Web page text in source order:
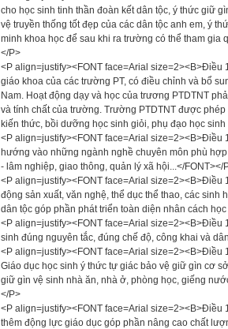
cho học sinh tinh thần đoàn kết dân tộc, ý thức giữ
vệ truyền thống tốt đẹp của các dân tộc anh em, ý
minh khoa học để sau khi ra trường có thể tham gia
</P>
<P align=justify><FONT face=Arial
giáo khoa của các trường PT, có điều chỉnh và bổ
Nam. Hoạt động dạy và học của trương PTDTNT
và tính chất của trường. Trường PTDTNT được
kiến thức, bồi dưỡng học sinh giỏi, phụ đạo học sinh
<P align=justify><FONT face=Arial
hướng vào những ngành nghề chuyên môn phù
- lâm nghiệp, giao thông, quản lý xã hội...</FONT></
<P align=justify><FONT face=Arial
động sản xuất, văn nghệ, thể dục thể thao, các sinh
dân tộc góp phần phát triển toàn diện nhân cách học
<P align=justify><FONT face=Arial
sinh đúng nguyên tắc, đúng chế độ, công khai và
<P align=justify><FONT face=Arial
Giáo dục học sinh ý thức tự giác bảo vệ giữ gìn cơ
giữ gìn vệ sinh nhà ăn, nhà ở, phòng học, giếng
</P>
<P align=justify><FONT face=Arial
thêm động lực giáo dục góp phần nâng cao chất